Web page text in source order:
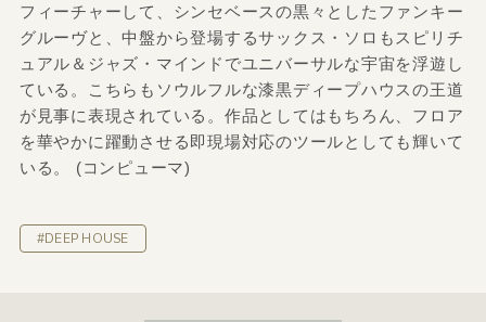
フィーチャーして、シンセベースの黒々としたファンキー
グルーヴと、中盤から登場するサックス・ソロもスピリチ
ュアル＆ジャズ・マインドでユニバーサルな宇宙を浮遊し
ている。こちらもソウルフルな漆黒ディープハウスの王道
が見事に表現されている。作品としてはもちろん、フロア
を華やかに躍動させる即現場対応のツールとしても輝いて
いる。 (コンピューマ)
#DEEP HOUSE